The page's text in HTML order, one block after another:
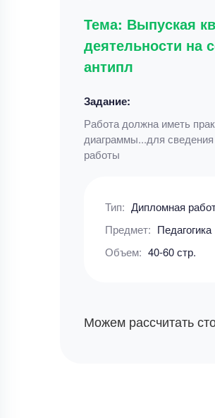
Тема: Выпуская
деятельности на
антипл
Задание:
Работа должна иметь
диаграммы...для
работы
Тип: Дипломная
Предмет: Педагогика
Объем: 40-60 стр.
Можем рассчитать